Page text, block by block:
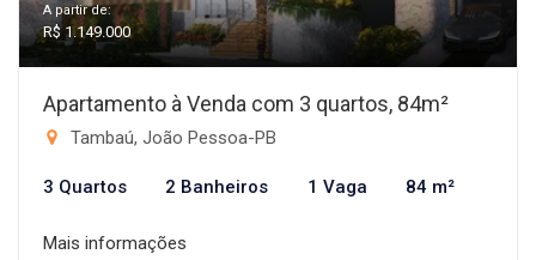
A partir de:
R$ 1.149.000
Apartamento à Venda com 3 quartos, 84m²
Tambaú, João Pessoa-PB
3 Quartos 2 Banheiros 1 Vaga 84 m²
Mais informações